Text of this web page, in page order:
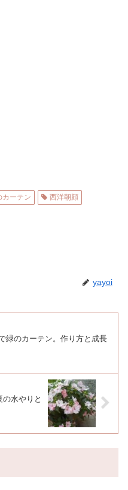
カーテン 西洋朝顔
yayoi
緑のカーテン。作り方と成長
水やりと